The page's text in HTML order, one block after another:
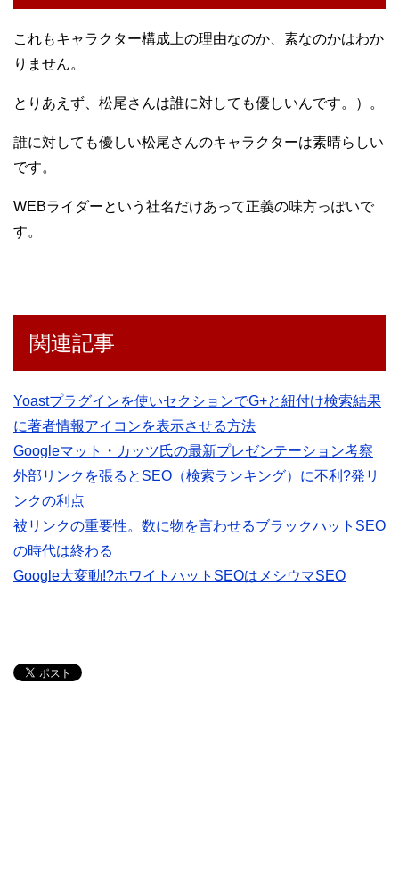
これもキャラクター構成上の理由なのか、素なのかはわか
りません。
とりあえず、松尾さんは誰に対しても優しいんです。）。
誰に対しても優しい松尾さんのキャラクターは素晴らしい
です。
WEBライダーという社名だけあって正義の味方っぽいで
す。
関連記事
Yoastプラグインを使いセクションでG+と紐付け検索結果
に著者情報アイコンを表示させる方法
Googleマット・カッツ氏の最新プレゼンテーション考察
外部リンクを張るとSEO（検索ランキング）に不利?発リ
ンクの利点
被リンクの重要性。数に物を言わせるブラックハットSEO
の時代は終わる
Google大変動!?ホワイトハットSEOはメシウマSEO